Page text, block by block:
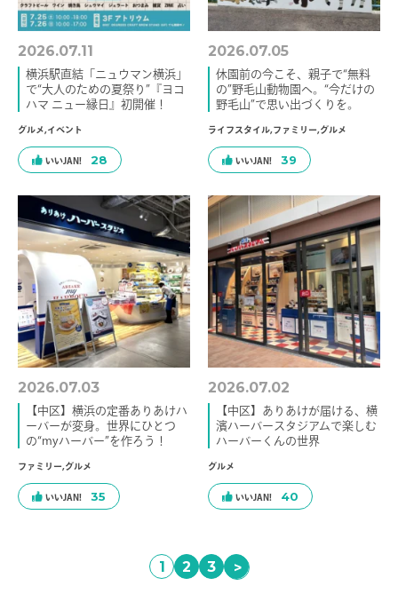
2026.07.11
横浜駅直結「ニュウマン横浜」
で“大人のための夏祭り”『ヨコ
ハマ ニュー縁日』初開催！
グルメ,イベント
28
2026.07.05
休園前の今こそ、親子で“無料
の”野毛山動物園へ。“今だけの
野毛山”で思い出づくりを。
ライフスタイル,ファミリー,グルメ
39
2026.07.03
【中区】横浜の定番ありあけハ
ーバーが変身。世界にひとつ
の“myハーバー”を作ろう！
ファミリー,グルメ
35
2026.07.02
【中区】ありあけが届ける、横
濱ハーバースタジアムで楽しむ
ハーバーくんの世界
グルメ
40
1 2 3 >